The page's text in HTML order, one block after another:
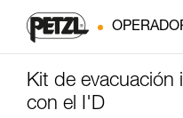
Kit de evacuación
con el I'D